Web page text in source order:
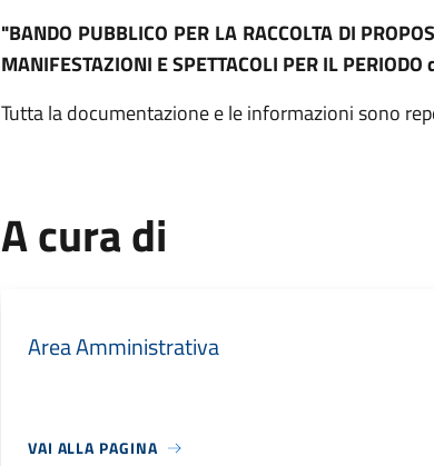
"BANDO PUBBLICO PER LA RACCOLTA DI
MANIFESTAZIONI E SPETTACOLI PER IL
Tutta la documentazione e le informazioni sono
A cura di
Area Amministrativa
VAI ALLA PAGINA